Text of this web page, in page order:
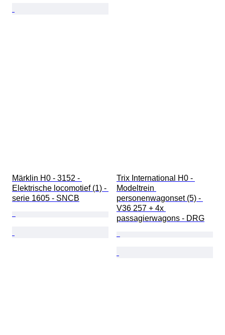
Märklin H0 - 3152 -
Elektrische locomotief (1) -
serie 1605 - SNCB
Trix International H0 -
Modeltrein
personenwagonset (5) -
V36 257 + 4x
passagierwagons - DRG